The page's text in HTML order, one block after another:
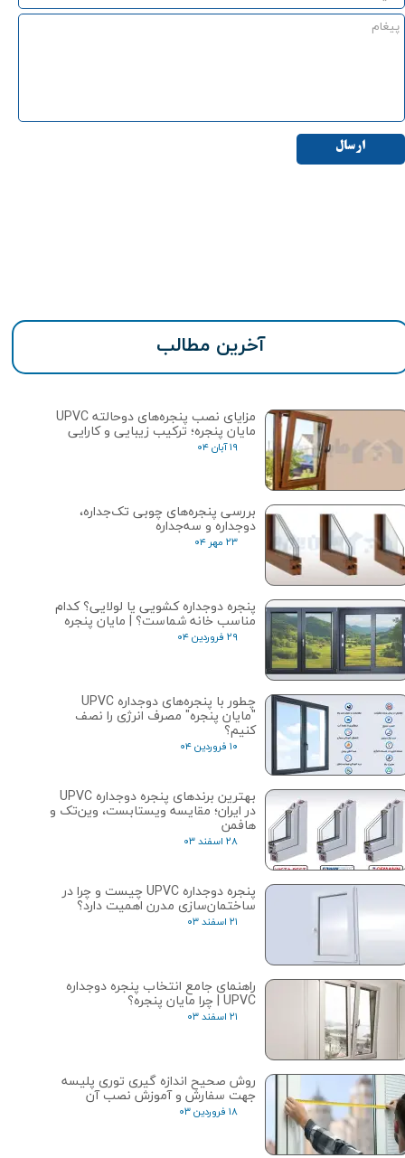
آخرین مطالب
مزایای نصب پنجره‌های دوحالته UPVC
مایان پنجره؛ ترکیب زیبایی و کارایی
۱۹ آبان ۰۴
بررسی پنجره‌های چوبی تک‌جداره،
دوجداره و سه‌جداره
۲۳ مهر ۰۴
پنجره دوجداره کشویی یا لولایی؟ کدام
مناسب خانه شماست؟ | مایان پنجره
۲۹ فروردین ۰۴
چطور با پنجره‌های دوجداره UPVC
"مایان پنجره" مصرف انرژی را نصف
کنیم؟
۱۰ فروردین ۰۴
بهترین برندهای پنجره دوجداره UPVC
در ایران؛ مقایسه ویستابست، وین‌تک و
هافمن
۲۸ اسفند ۰۳
پنجره دوجداره UPVC چیست و چرا در
ساختمان‌سازی مدرن اهمیت دارد؟
۲۱ اسفند ۰۳
راهنمای جامع انتخاب پنجره دوجداره
UPVC | چرا مایان پنجره؟
۲۱ اسفند ۰۳
روش صحیح اندازه گیری توری پلیسه
جهت سفارش و آموزش نصب آن
۱۸ فروردین ۰۳
ارسال